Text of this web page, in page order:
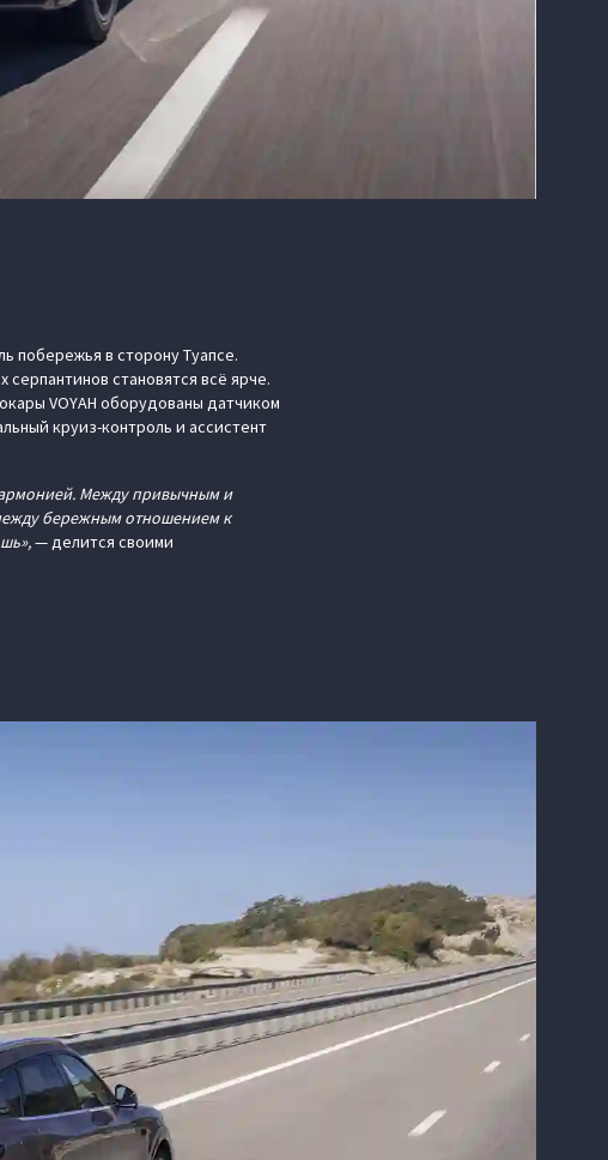
побережья в сторону Туапсе.
становятся всё ярче.
VOYAH оборудованы датчиком
круиз-контроль и ассистент
Между привычным и
бережным отношением к
— делится своими